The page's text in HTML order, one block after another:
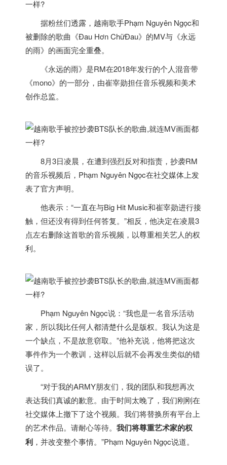
据粉丝们透露， 越南歌手Phạm Nguyên Ngọc和
被删除的歌曲《Đau Hơn ChữĐau》的MV与《永远
的雨》的画面完全重叠。
《永远的雨》是RM在2018年发行的个人混音带
《mono》的一部分，由崔宰勋担任音乐视频和美术
创作总监。
8月3日凌晨，在遭到强烈反对和指责，抄袭RM
的音乐视频后，Phạm Nguyên Ngọc在社交媒体上发
表了官方声明。
他表示：“一直在与Big Hit Music和崔宰勋进行接
触，但还没有得到任何答复。”相反，他决定在凌晨3
点左右删除这首歌的音乐视频，以尊重相关艺人的权
利。
Phạm Nguyên Ngọc说：“我也是一名音乐活动
家，所以我比任何人都清楚什么是版权。我认为这是
一个缺点，不是故意窃取。”他补充说，他将把这次
事件作为一个教训，这样以后就不会再发生类似的错
误了。
“对于我的ARMY朋友们，我的团队和我想再次
表达我们真诚的歉意。由于时间太晚了，我们刚刚在
社交媒体上撤下了这个视频。我们将替换所有平台上
的艺术作品。请耐心等待。 我们将尊重艺术家的权
利 ，并改变整个事情。”Phạm Nguyên Ngọc说道。